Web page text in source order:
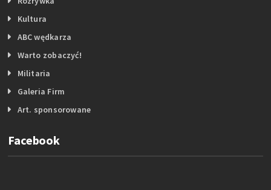
Kultura
ABC wędkarza
Warto zobaczyć!
Militaria
Galeria Firm
Art. sponsorowane
Facebook